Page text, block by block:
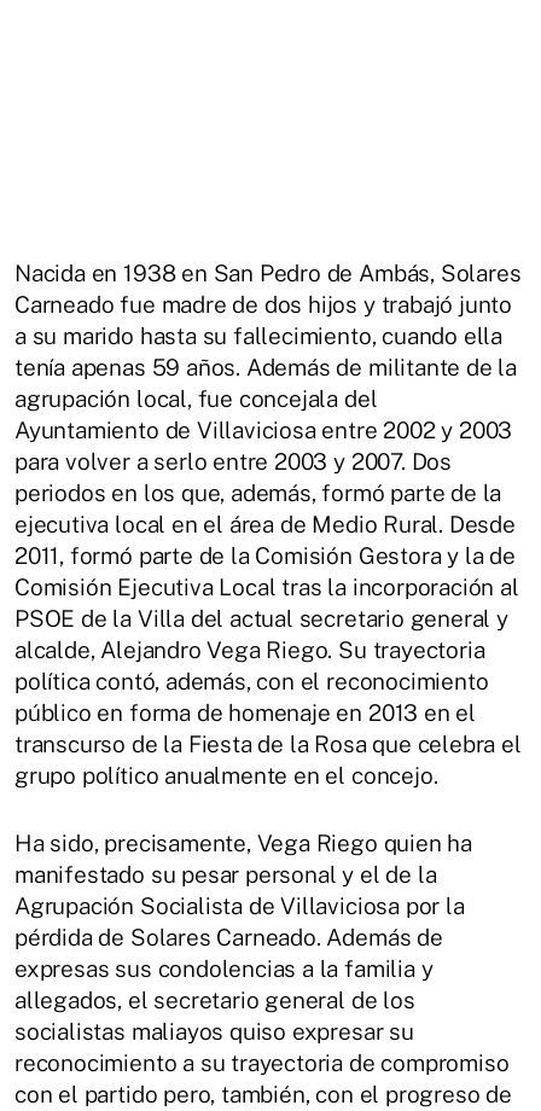
Nacida en 1938 en San Pedro de Ambás, Solares
Carneado fue madre de dos hijos y trabajó junto
a su marido hasta su fallecimiento, cuando ella
tenía apenas 59 años. Además de militante de la
agrupación local, fue concejala del
Ayuntamiento de Villaviciosa entre 2002 y 2003
para volver a serlo entre 2003 y 2007. Dos
periodos en los que, además, formó parte de la
ejecutiva local en el área de Medio Rural. Desde
2011, formó parte de la Comisión Gestora y la de
Comisión Ejecutiva Local tras la incorporación al
PSOE de la Villa del actual secretario general y
alcalde, Alejandro Vega Riego. Su trayectoria
política contó, además, con el reconocimiento
público en forma de homenaje en 2013 en el
transcurso de la Fiesta de la Rosa que celebra el
grupo político anualmente en el concejo.
Ha sido, precisamente, Vega Riego quien ha
manifestado su pesar personal y el de la
Agrupación Socialista de Villaviciosa por la
pérdida de Solares Carneado. Además de
expresas sus condolencias a la familia y
allegados, el secretario general de los
socialistas maliayos quiso expresar su
reconocimiento a su trayectoria de compromiso
con el partido pero, también, con el progreso de